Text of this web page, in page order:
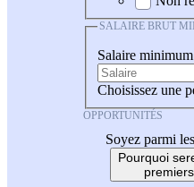
SALAIRE BRUT
Salaire minimum
Choisissez une
OPPORTUNITÉS
Soyez parmi
Pourquoi